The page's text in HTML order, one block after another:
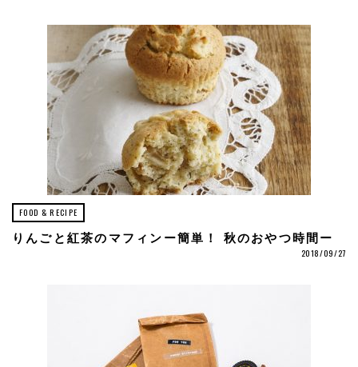
FOOD & RECIPE
りんごと紅茶のマフィンー簡単！ 秋のおやつ時間ー
2018/09/27